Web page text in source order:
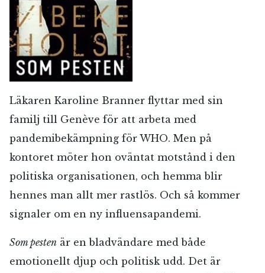
ÅNGRA OCH STÄNG
Läkaren Karoline Branner flyttar med sin
familj till Genève för att arbeta med
pandemibekämpning för WHO. Men på
kontoret möter hon oväntat motstånd i den
politiska organisationen, och hemma blir
hennes man allt mer rastlös. Och så kommer
signaler om en ny influensapandemi.
Som pesten är en bladvändare med både
emotionellt djup och politisk udd. Det är